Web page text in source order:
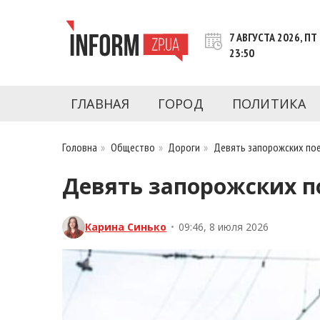
INFORM.ZP.UA – это информационный
последние новости Запорожья и
7 АВГУСТА 2026, ПТ
23:50
ГЛАВНАЯ ГОРОД ПОЛИТИКА
Головна » Общество » Дороги » Девять запорожских
Девять запорожских
Карина Синько • 09:46, 8 июля 2026